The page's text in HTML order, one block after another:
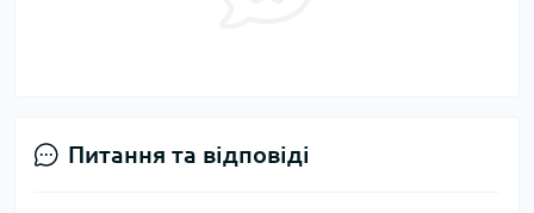
Питання та відповіді